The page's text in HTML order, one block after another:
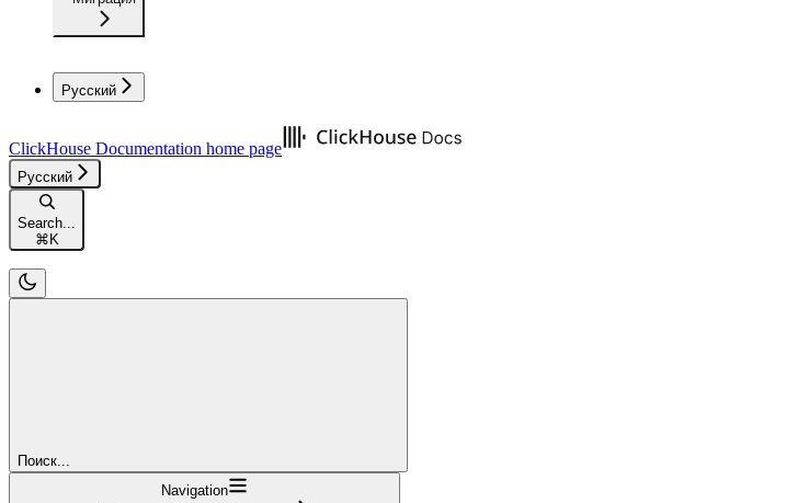
Русский
ClickHouse Documentation home page
Русский
Search...
⌘ K
Поиск...
Navigation